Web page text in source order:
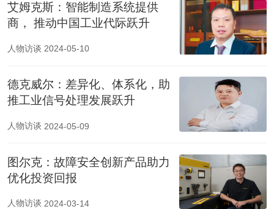
艾姆克斯：智能制造系统提供
商， 推动中国工业代际跃升
人物访谈 2024-05-10
德克威尔：差异化、体系化，助
推工业信号处理发展跃升
人物访谈 2024-05-09
图尔克：故障安全创新产品助力
优化投资回报
人物访谈 2024-03-14